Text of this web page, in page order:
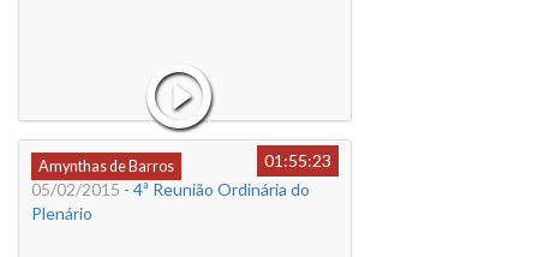
Amynthas de Barros
01:55:23
05/02/2015 - 4ª Reunião Ordinária do
Plenário